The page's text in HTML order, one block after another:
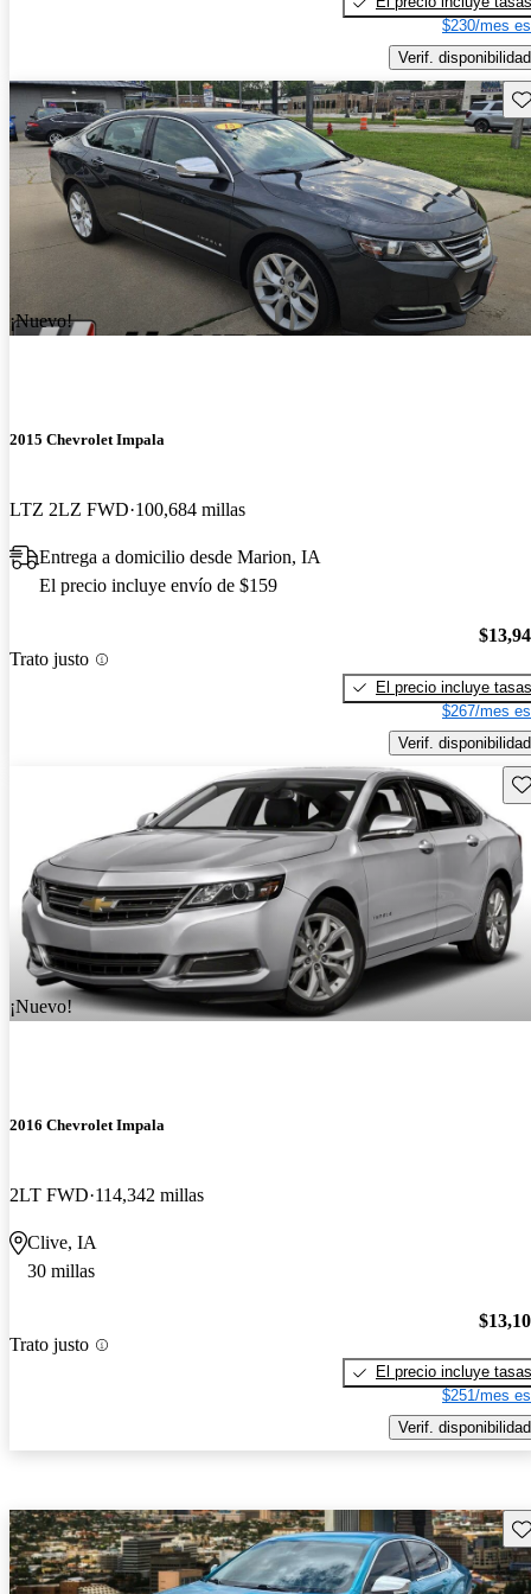
$230/mes
Verif. disponibilidad
¡Nuevo!
2015 Chevrolet Impala
LTZ 2LZ FWD 100,684 millas
Entrega a domicilio desde Marion, IA
El precio incluye envío de $159
Trato justo
El precio incluye tasas
$267/mes
Verif. disponibilidad
¡Nuevo!
2016 Chevrolet Impala
2LT FWD 114,342 millas
Clive, IA
30 millas
Trato justo
El precio incluye tasas
$251/mes
Verif. disponibilidad